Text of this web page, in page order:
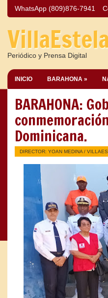
WhatsApp (809)876-7941
Periódico y Prensa Digital
INICIO BARAHONA »
BARAHONA:
Dominicana.
DIRECTOR: YOAN MEDINA /